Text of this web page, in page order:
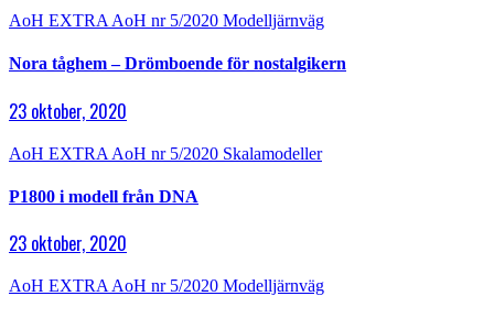
AoH EXTRA AoH nr 5/2020 Modelljärnväg
Nora tåghem – Drömboende för nostalgikern
23 oktober, 2020
AoH EXTRA AoH nr 5/2020 Skalamodeller
P1800 i modell från DNA
23 oktober, 2020
AoH EXTRA AoH nr 5/2020 Modelljärnväg